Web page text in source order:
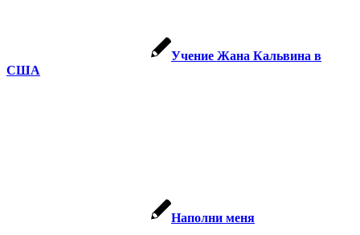
Учение Жана Кальвина в
США
Наполни меня